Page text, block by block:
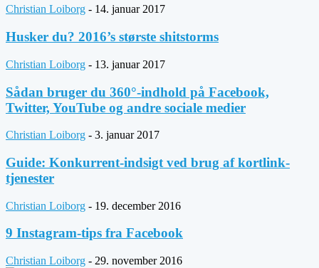
Christian Loiborg - 14. januar 2017
Husker du? 2016’s største shitstorms
Christian Loiborg - 13. januar 2017
Sådan bruger du 360°-indhold på Facebook,
Twitter, YouTube og andre sociale medier
Christian Loiborg - 3. januar 2017
Guide: Konkurrent-indsigt ved brug af kortlink-
tjenester
Christian Loiborg - 19. december 2016
9 Instagram-tips fra Facebook
Christian Loiborg - 29. november 2016